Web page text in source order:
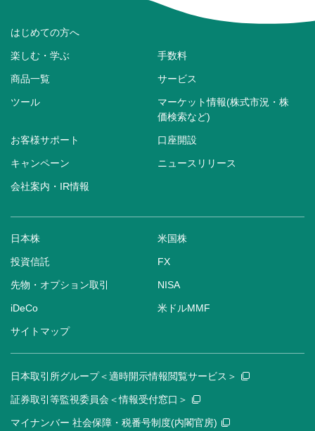
はじめての方へ
楽しむ・学ぶ 手数料
商品一覧 サービス
ツール
マーケット情報(株式市況・株
価検索など)
お客様サポート 口座開設
キャンペーン ニュースリリース
会社案内・IR情報
日本株 米国株
投資信託 FX
先物・オプション取引 NISA
iDeCo 米ドルMMF
サイトマップ
日本取引所グループ＜適時開示情報閲覧サービス＞
証券取引等監視委員会＜情報受付窓口＞
マイナンバー 社会保障・税番号制度(内閣官房)